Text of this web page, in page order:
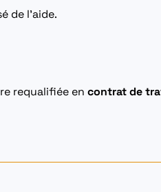
de l’aide.
requalifiée en contrat de